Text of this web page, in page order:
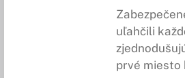
uľahčili
prvé miesto